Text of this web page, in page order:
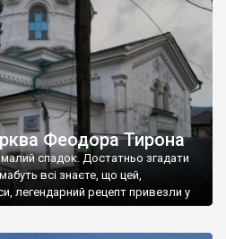
Феодора Тирона
спадок. Достатньо згадати
всі знаєте, що цей,
легендарний рецепт привезли у